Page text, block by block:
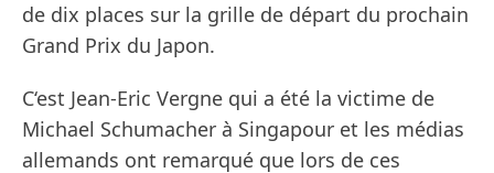
de dix places sur la grille de départ du prochain
Grand Prix du Japon.
C‘est Jean-Eric Vergne qui a été la victime de
Michael Schumacher à Singapour et les médias
allemands ont remarqué que lors de ces